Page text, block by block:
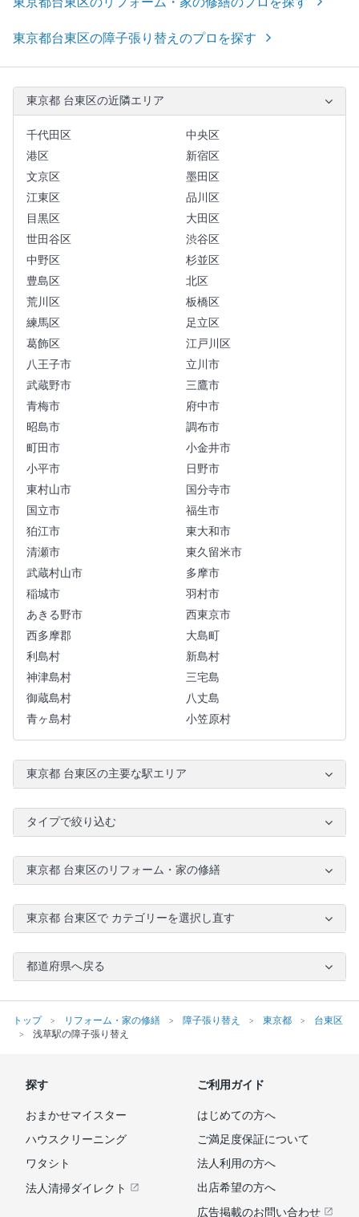
東京都台東区の障子張り替えのプロを探す
東京都 台東区の近隣エリア
千代田区
中央区
港区
新宿区
文京区
墨田区
江東区
品川区
目黒区
大田区
世田谷区
渋谷区
中野区
杉並区
豊島区
北区
荒川区
板橋区
練馬区
足立区
葛飾区
江戸川区
八王子市
立川市
武蔵野市
三鷹市
青梅市
府中市
昭島市
調布市
町田市
小金井市
小平市
日野市
東村山市
国分寺市
国立市
福生市
狛江市
東大和市
清瀬市
東久留米市
武蔵村山市
多摩市
稲城市
羽村市
あきる野市
西東京市
西多摩郡
大島町
利島村
新島村
神津島村
三宅島
御蔵島村
八丈島
青ヶ島村
小笠原村
東京都 台東区の主要な駅エリア
タイプで絞り込む
東京都 台東区のリフォーム・家の修繕
東京都 台東区で カテゴリーを選択し直す
都道府県へ戻る
トップ リフォーム・家の修繕 障子張り替え 東京都
台東区
浅草駅の障子張り替え
探す
おまかせマイスター
ハウスクリーニング
ワタシト
法人清掃ダイレクト
ご利用ガイド
はじめての方へ
ご満足度保証について
法人利用の方へ
出店希望の方へ
広告掲載のお問い合わせ